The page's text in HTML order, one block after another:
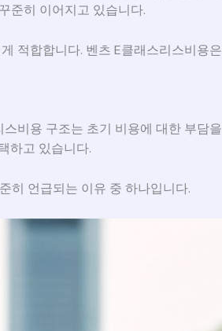
준히 이어지고 있습니다.
적합합니다. 벤츠 E클래스리스비용
비용 구조는 초기 비용에 대한 부담
하고 있습니다.
히 언급되는 이유 중 하나입니다.